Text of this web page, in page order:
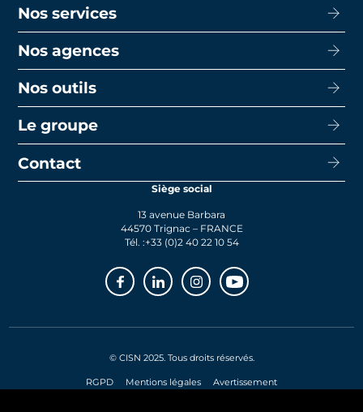
Nos services
Acheter
Promotion
Transaction
Faire gérer
Nos agences
CISN Agence Immobilière Nantes Decré
CISN Agence Immobilière La Baule
Nos outils
Capacité d’emprunt
Le prêt bancaire
Le groupe
Le groupe
Contact
Siège social
13 avenue Barbara
44570 Trignac – FRANCE
Tél. :+33 (0)2 40 22 10 54
FacebookLinkedinInstagramYoutube
© CISN 2025. Tous droits réservés.
RGPD Mentions légales Avertissement